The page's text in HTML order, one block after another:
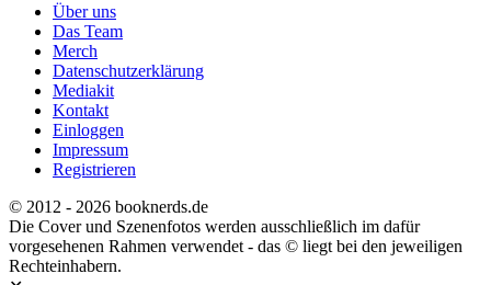
Über uns
Das Team
Merch
Datenschutzerklärung
Mediakit
Kontakt
Einloggen
Impressum
Registrieren
© 2012 - 2026 booknerds.de
Die Cover und Szenenfotos werden ausschließlich im dafür
vorgesehenen Rahmen verwendet - das © liegt bei den jeweiligen
Rechteinhabern.